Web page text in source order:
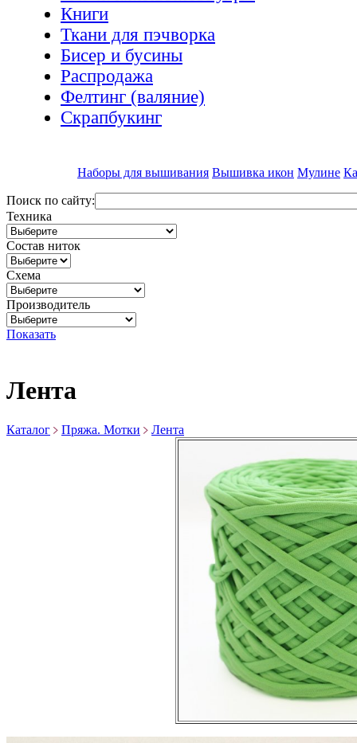
Книги
Ткани для пэчворка
Бисер и бусины
Распродажа
Фелтинг (валяние)
Скрапбукинг
Наборы для вышивания Вышивка икон Мулине
Поиск по сайту:
Техника
Состав ниток
Схема
Производитель
Показать
Лента
Каталог Пряжа. Мотки Лента